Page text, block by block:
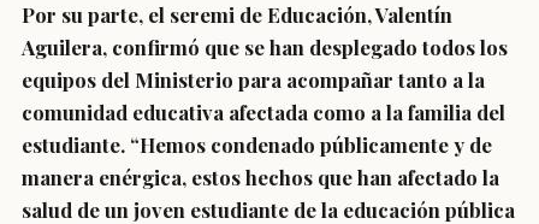
Por su parte, el seremi de Educación, Valentín
Aguilera, confirmó que se han desplegado todos los
equipos del Ministerio para acompañar tanto a la
comunidad educativa afectada como a la familia del
estudiante. “Hemos condenado públicamente y de
manera enérgica, estos hechos que han afectado la
salud de un joven estudiante de la educación pública